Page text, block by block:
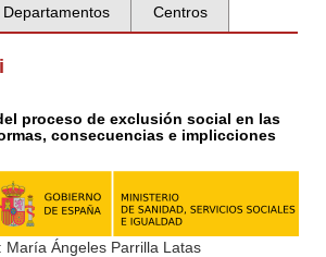
Departamentos Centros
proceso de exclusión social en las
consecuencias e implicciones
María Ángeles Parrilla Latas